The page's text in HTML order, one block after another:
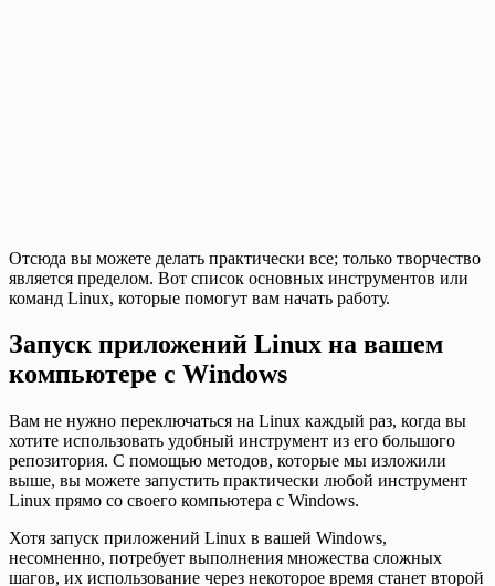
Отсюда вы можете делать практически все; только творчество
является пределом. Вот список основных инструментов или
команд Linux, которые помогут вам начать работу.
Запуск приложений Linux на вашем
компьютере с Windows
Вам не нужно переключаться на Linux каждый раз, когда вы
хотите использовать удобный инструмент из его большого
репозитория. С помощью методов, которые мы изложили
выше, вы можете запустить практически любой инструмент
Linux прямо со своего компьютера с Windows.
Хотя запуск приложений Linux в вашей Windows,
несомненно, потребует выполнения множества сложных
шагов, их использование через некоторое время станет второй